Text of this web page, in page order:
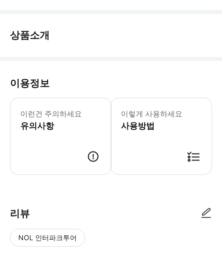
상품소개
이용정보
이런건 주의하세요
유의사항
* 스바오자이(石宝寨)는 충칭시 중현
이렇게 사용하세요
사용방법
리뷰
NOL 인터파크투어